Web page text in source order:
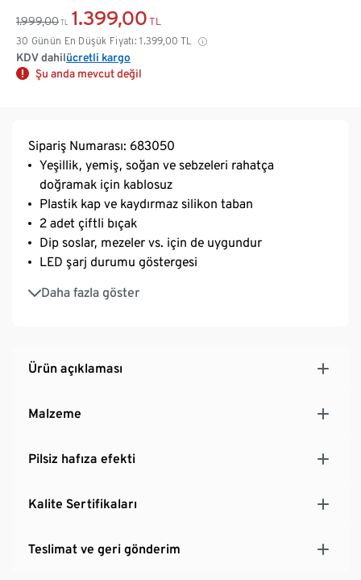
1.999,00 TL 1.399,00 TL
30 Günün En Düşük Fiyatı: 1.399,00 TL
KDV dahilücretli kargo
Şu anda mevcut değil
Sipariş Numarası: 683050
Yeşillik, yemiş, soğan ve sebzeleri rahatça
doğramak için kablosuz
Plastik kap ve kaydırmaz silikon taban
2 adet çiftli bıçak
Dip soslar, mezeler vs. için de uygundur
LED şarj durumu göstergesi
Daha fazla göster
Aksesuarlar bulaşık makinesinde yıkanabilir
Ürün açıklaması
Malzeme
Pilsiz hafıza efekti
Kalite Sertifikaları
Teslimat ve geri gönderim